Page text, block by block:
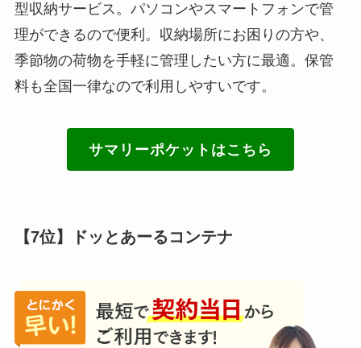
型収納サービス。パソコンやスマートフォンで管
理ができるので便利。収納場所にお困りの方や、
季節物の荷物を手軽に管理したい方に最適。保管
料も全国一律なので利用しやすいです。
サマリーポケットはこちら
【7位】ドッとあーるコンテナ